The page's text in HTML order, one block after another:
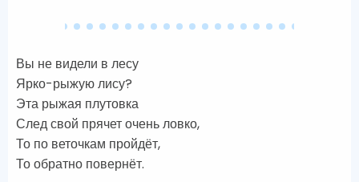
Вы не видели в лесу
Ярко-рыжую лису?
Эта рыжая плутовка
След свой прячет очень ловко,
То по веточкам пройдёт,
То обратно повернёт.